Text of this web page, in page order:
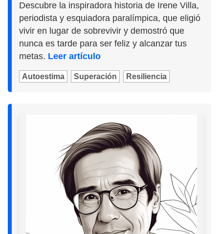
Descubre la inspiradora historia de Irene Villa,
periodista y esquiadora paralímpica, que eligió
vivir en lugar de sobrevivir y demostró que
nunca es tarde para ser feliz y alcanzar tus
metas. Leer artículo
Autoestima Superación Resiliencia